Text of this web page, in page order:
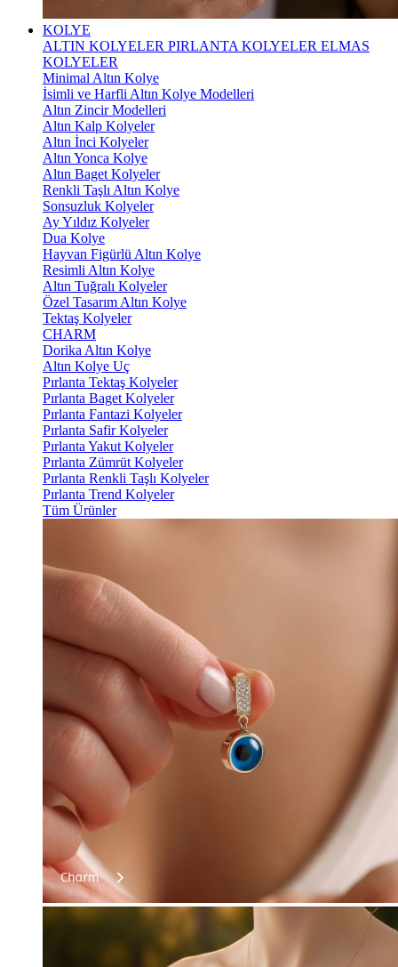
KOLYE
ALTIN KOLYELER PIRLANTA KOLYELER ELMAS
KOLYELER
Minimal Altın Kolye
İsimli ve Harfli Altın Kolye Modelleri
Altın Zincir Modelleri
Altın Kalp Kolyeler
Altın İnci Kolyeler
Altın Yonca Kolye
Altın Baget Kolyeler
Renkli Taşlı Altın Kolye
Sonsuzluk Kolyeler
Ay Yıldız Kolyeler
Dua Kolye
Hayvan Figürlü Altın Kolye
Resimli Altın Kolye
Altın Tuğralı Kolyeler
Özel Tasarım Altın Kolye
Tektaş Kolyeler
CHARM
Dorika Altın Kolye
Altın Kolye Uç
Pırlanta Tektaş Kolyeler
Pırlanta Baget Kolyeler
Pırlanta Fantazi Kolyeler
Pırlanta Safir Kolyeler
Pırlanta Yakut Kolyeler
Pırlanta Zümrüt Kolyeler
Pırlanta Renkli Taşlı Kolyeler
Pırlanta Trend Kolyeler
Tüm Ürünler